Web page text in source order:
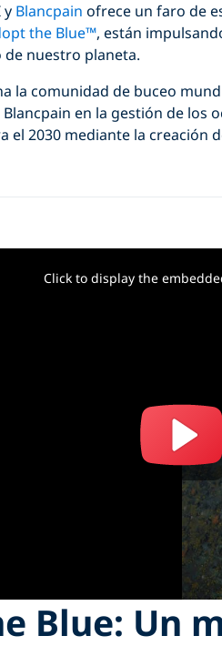
y Blancpain ofrece un faro de
the Blue™, están
nuestro planeta.
la comunidad de buceo
en la gestión de los
el 2030 mediante la creación
Click to display the
Blue: Un